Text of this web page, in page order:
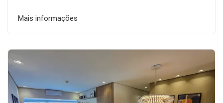
Mais informações